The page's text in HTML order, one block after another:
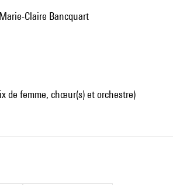
Marie-Claire Bancquart
de femme, chœur(s) et orchestre)